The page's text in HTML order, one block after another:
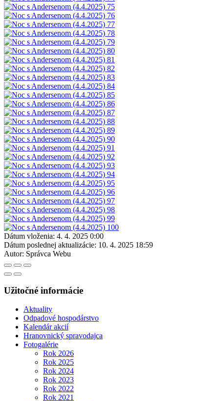
Dátum vloženia: 4. 4. 2025 0:00
Dátum poslednej aktualizácie: 10. 4. 2025 18:59
Autor: Správca Webu
Užitočné informácie
Aktuality
Odpadové hospodárstvo
Kalendár akcií
Hranovnický spravodajca
Fotogalérie
Rok 2026
Rok 2025
Rok 2024
Rok 2023
Rok 2022
Rok 2021